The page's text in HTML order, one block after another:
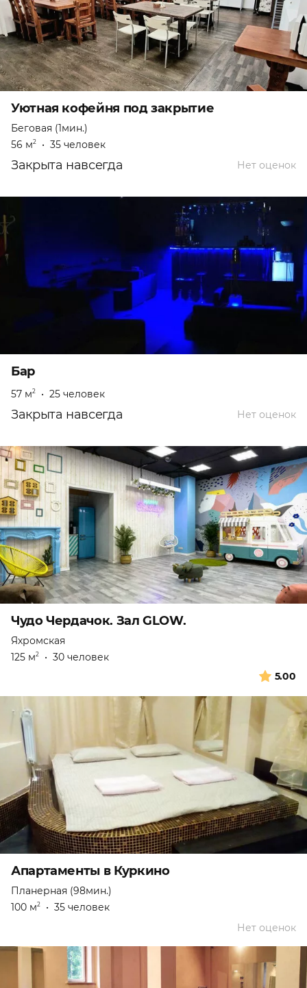
Уютная кофейня под закрытие
Беговая (1мин.)
56 м2 • 35 человек
Нет оценок
Закрыта навсегда
Бар
57 м2 • 25 человек
Нет оценок
Закрыта навсегда
Чудо Чердачок. Зал GLOW.
Яхромская
125 м2 • 30 человек
5.00
Апартаменты в Куркино
Планерная (98мин.)
100 м2 • 35 человек
Нет оценок